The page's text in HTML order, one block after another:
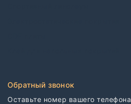
Обратный звонок
Оставьте номер вашего телефона